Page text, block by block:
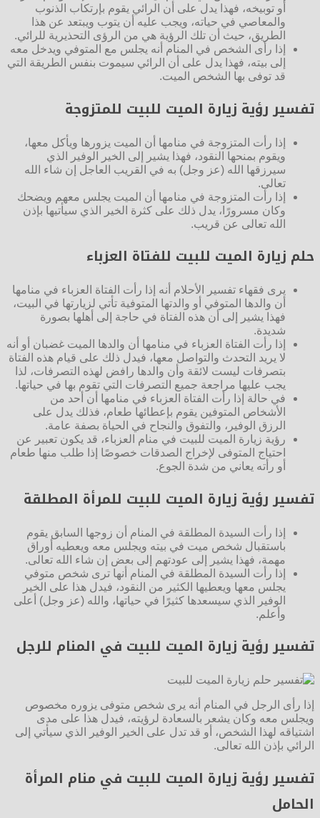
أو توبيخه، فهذا يدل على أن الرائي يقوم بإرتكاب الذنوب
والمعاصي في حياته، ويجب عليه أن يتوب ويبتعد عن هذا
الطريق، حيث أن تلك الرؤية هي من الرؤى التحذيرية للرائي.
إذا رأى الشخص في المنام أنه يجلس مع المتوفي ويدخل معه
إلى بيته، فهذا يدل على أن الرائي سيموت بنفس الطريقة التي
قد توفى بها الشخص الميت.
تفسير رؤية زيارة الميت للبيت للمتزوجة
إذا رأت المتزوجة في منامها أن الميت يزورها ويأكل معها،
ويقوم بمنحها النقود، فهذا يشير إلى الخير الوفير الذي
سيرزقها الله (عز وجل) به في القريب العاجل إن شاء الله
تعالى.
إذا رأت المتزوجة في منامها أن الميت يجلس معهم ويضحك
وكان مسرورًا، يدل ذلك على كثرة الخير الذي سيأتيها بإذن
الله تعالى عن قريب.
حلم زيارة الميت للبيت للفتاة العزباء
يرى فقهاء تفسير الأحلام أنه إذا رأت الفتاة العزباء في منامها
أن والدها المتوفي أو والدتها المتوفية تأتي لزيارتها في البيت،
فهذا يشير إلى أن هذه الفتاة في حاجة إلى أهلها بصورة
شديدة.
إذا رأت الفتاة العزباء في منامها أن والدها الميت غضبان أو أنه
لا يريد التحدث والتواصل معها، فيدل ذلك على قيام هذه الفتاة
بتصرفات ليست لائقة وأن والدها رافض لهذه التصرفات، لذا
يجب عليها مراجعة جميع التصرفات التي تقوم بها في حياتها.
في حالة إذا رأت الفتاة العزباء في منامها أن أحد من
الأشخاص المتوفين يقوم بإعطائها طعام، فذلك يدل على
الرزق الوفير، والتفوق والنجاح في الحياة بصفة عامة.
رؤية زيارة الميت للبيت في منام العزباء، قد يكون تعبير عن
احتياج المتوفى لإخراج الصدقات خصوصًا إذا طلب منها طعام
أو رأته يعاني من شدة الجوع.
تفسير رؤية زيارة الميت للبيت للمرأة المطلقة
إذا رأت السيدة المطلقة في المنام أن زوجها السابق يقوم
باستقبال شخص ميت في بيته ويجلس معه ويعطيه أوراق
مهمة، فهذا يشير إلى عودتهم إلى بعض إن شاء الله تعالى.
إذا رأت السيدة المطلقة في المنام أنها ترى شخص متوفي
يجلس معها ويعطيها الكثير من النقود، فيدل هذا على الخير
الوفير الذي سيسعدها كثيرًا في حياتها، والله (عز وجل) أعلى
وأعلم.
تفسير رؤية زيارة الميت للبيت في المنام للرجل
إذا رأى الرجل في المنام أنه يرى شخص متوفى يزوره مخصوص
ويجلس معه وكان يشعر بالسعادة لرؤيته، فيدل هذا على مدى
اشتياقه لهذا الشخص، أو قد تدل على الخير الوفير الذي سيأتي إلى
الرائي بإذن الله تعالى.
تفسير رؤية زيارة الميت للبيت في منام المرأة
الحامل